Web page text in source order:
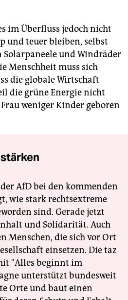
im Überfluss jedoch nicht
und teuer bleiben, selbst
und Windräder
Menschheit muss sich
die globale Wirtschaft
die grüne Energie nicht
weniger Kinder geboren
AfD bei den kommenden
wie stark rechtsextreme
sind. Gerade jetzt
und Solidarität. Auch
Menschen, die sich vor Ort
einsetzen. Die taz
"Alles beginnt im
unterstützt bundesweit
Orte und baut einen